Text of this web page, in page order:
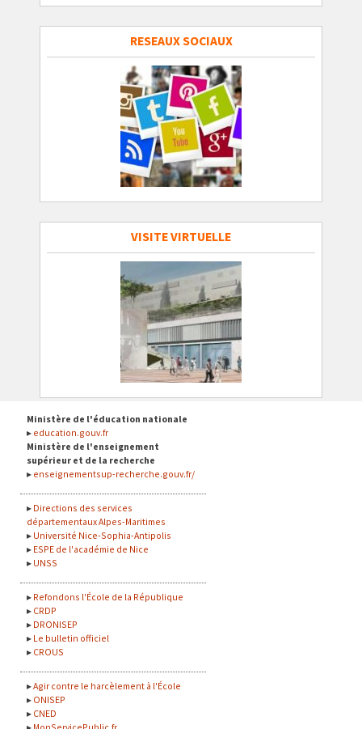
RESEAUX SOCIAUX
VISITE VIRTUELLE
Ministère de l'éducation nationale
education.gouv.fr
Ministère de l'enseignement
supérieur et de la recherche
enseignementsup-recherche.gouv.fr/
Directions des services
départementaux Alpes-Maritimes
Université Nice-Sophia-Antipolis
ESPE de l'académie de Nice
UNSS
Refondons l'École de la République
CRDP
DRONISEP
Le bulletin officiel
CROUS
Agir contre le harcèlement à l'École
ONISEP
CNED